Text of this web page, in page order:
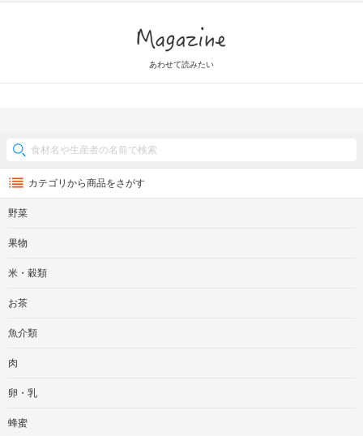
あわせて読みたい
カテゴリから商品をさがす
野菜
果物
米・穀類
お茶
魚介類
肉
卵・乳
蜂蜜